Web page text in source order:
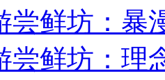
尝鲜坊：暴
尝鲜坊：理